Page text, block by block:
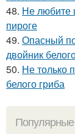
48. Не любите
пироге
49. Опасный
двойник
50. Не только
белого гриба